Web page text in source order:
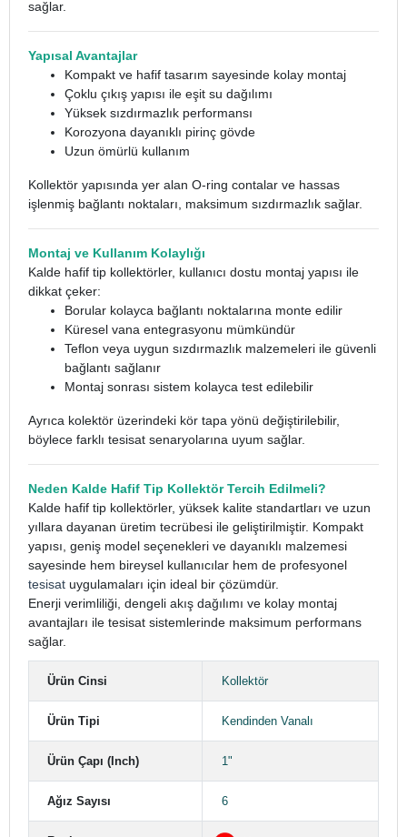
sağlar.
Yapısal Avantajlar
Kompakt ve hafif tasarım sayesinde kolay montaj
Çoklu çıkış yapısı ile eşit su dağılımı
Yüksek sızdırmazlık performansı
Korozyona dayanıklı pirinç gövde
Uzun ömürlü kullanım
Kollektör yapısında yer alan O-ring contalar ve hassas
işlenmiş bağlantı noktaları, maksimum sızdırmazlık sağlar.
Montaj ve Kullanım Kolaylığı
Kalde hafif tip kollektörler, kullanıcı dostu montaj yapısı ile
dikkat çeker:
Borular kolayca bağlantı noktalarına monte edilir
Küresel vana entegrasyonu mümkündür
Teflon veya uygun sızdırmazlık malzemeleri ile güvenli
bağlantı sağlanır
Montaj sonrası sistem kolayca test edilebilir
Ayrıca kolektör üzerindeki kör tapa yönü değiştirilebilir,
böylece farklı tesisat senaryolarına uyum sağlar.
Neden Kalde Hafif Tip Kollektör Tercih Edilmeli?
Kalde hafif tip kollektörler, yüksek kalite standartları ve uzun
yıllara dayanan üretim tecrübesi ile geliştirilmiştir. Kompakt
yapısı, geniş model seçenekleri ve dayanıklı malzemesi
sayesinde hem bireysel kullanıcılar hem de profesyonel
tesisat uygulamaları için ideal bir çözümdür.
Enerji verimliliği, dengeli akış dağılımı ve kolay montaj
avantajları ile tesisat sistemlerinde maksimum performans
sağlar.
Ürün Cinsi Kollektör
Ürün Tipi Kendinden Vanalı
Ürün Çapı (Inch) 1"
Ağız Sayısı 6